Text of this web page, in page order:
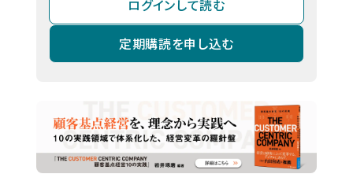
ログインして読む
定期購読を申し込む